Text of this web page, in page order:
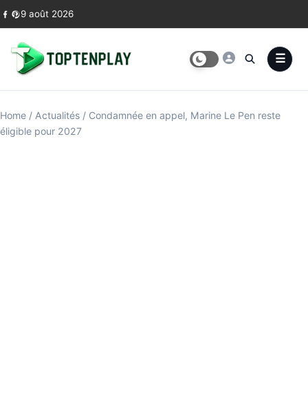
Skip to content
9 août 2026
Home / Actualités / Condamnée en appel, Marine Le Pen reste
éligible pour 2027